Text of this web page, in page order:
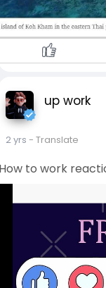
ော့ခမ်ကို ရောင်းခ
ရီးသွားလုပ်ငန်း
များအနေဖြင့် ဘ
ကော့မတ်မှတဆင့်
တ်ဝန်းကျင်ရှုခင်းမျ
ားခဲ့သည်။
ော့ခမ်သည် လွန်ခဲ့သည့်
ေါက်ဝတစ်ခုဖြစ်သ
ရှည် တာတစ်ခုတည်ဆေ
စ်တောနှင့် ပင်လယ်
စ်တွင် ကျွန်းပိုင်ရှင်
up work
2 yrs - Translate
to work